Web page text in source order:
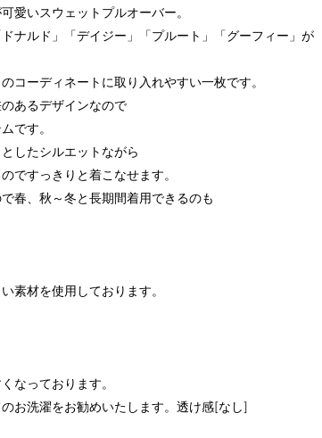
愛いスウェットプルオーバー。
ドナルド」「デイジー」「プルート」「グーフィー」が
コーディネートに取り入れやすい一枚です。
あるデザインなので
です。
したシルエットながら
ですっきりと着こなせます。
春、秋～冬と長期間着用できるのも
素材を使用しております。
なっております。
お洗濯をお勧めいたします。透け感[なし]